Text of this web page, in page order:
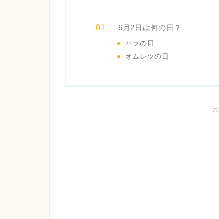
6月2日は何の日？
バラの日
オムレツの日